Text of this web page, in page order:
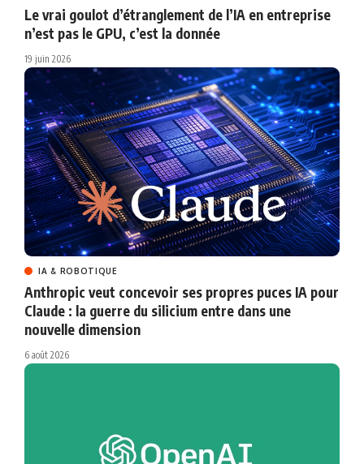
Le vrai goulot d’étranglement de l’IA en entreprise
n’est pas le GPU, c’est la donnée
19 juin 2026
IA & ROBOTIQUE
Anthropic veut concevoir ses propres puces IA pour
Claude : la guerre du silicium entre dans une
nouvelle dimension
6 août 2026